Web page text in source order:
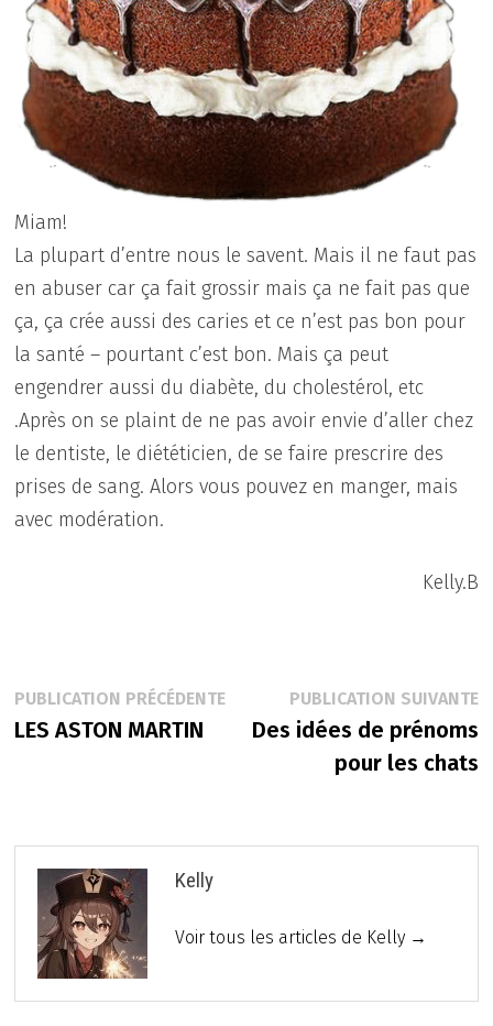
Miam!
La plupart d’entre nous le savent. Mais il ne faut pas
en abuser car ça fait grossir mais ça ne fait pas que
ça, ça crée aussi des caries et ce n’est pas bon pour
la santé – pourtant c’est bon. Mais ça peut
engendrer aussi du diabète, du cholestérol, etc
.Après on se plaint de ne pas avoir envie d’aller chez
le dentiste, le diététicien, de se faire prescrire des
prises de sang. Alors vous pouvez en manger, mais
avec modération.
Kelly.B
Navigation
de
PUBLICATION PRÉCÉDENTEPublication
précédente :
LES ASTON MARTIN
PUBLICATION SUIVANTE
Des idées de prénoms
pour les chats
Kelly
Voir tous les articles de Kelly →